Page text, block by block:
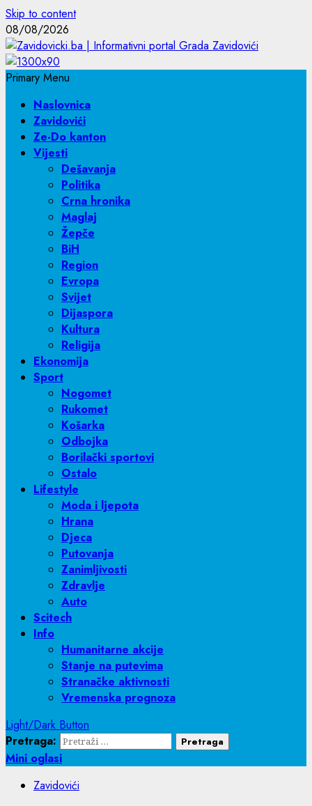
Skip to content
08/08/2026
Primary Menu
Naslovnica
Zavidovići
Ze-Do kanton
Vijesti
Dešavanja
Politika
Crna hronika
Maglaj
Žepče
BiH
Region
Evropa
Svijet
Dijaspora
Kultura
Religija
Ekonomija
Sport
Nogomet
Rukomet
Košarka
Odbojka
Borilački sportovi
Ostalo
Lifestyle
Moda i ljepota
Hrana
Djeca
Putovanja
Zanimljivosti
Zdravlje
Auto
Scitech
Info
Humanitarne akcije
Stanje na putevima
Stranačke aktivnosti
Vremenska prognoza
Light/Dark Button
Pretraga:
Mini oglasi
Zavidovići